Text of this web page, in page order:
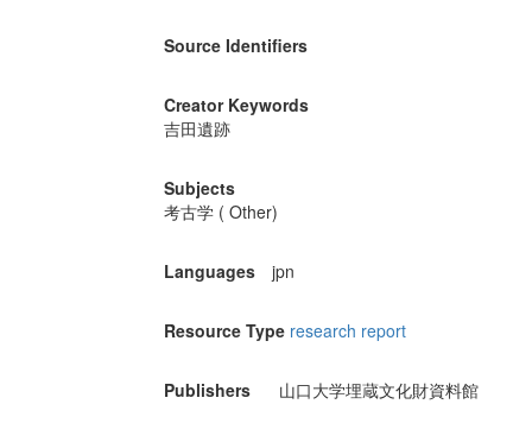
Source Identifiers
Creator Keywords
吉田遺跡
Subjects
考古学 ( Other)
Languages jpn
Resource Type research report
Publishers 山口大学埋蔵文化財資料館